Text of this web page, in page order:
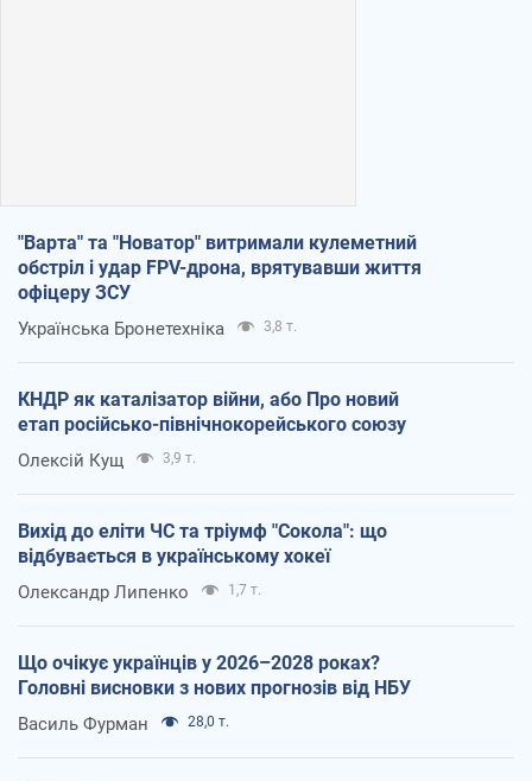
"Варта" та "Новатор" витримали кулеметний
обстріл і удар FPV-дрона, врятувавши життя
офіцеру ЗСУ
Українська Бронетехніка 3,8 т.
КНДР як каталізатор війни, або Про новий
етап російсько-північнокорейського союзу
Олексій Кущ 3,9 т.
Вихід до еліти ЧС та тріумф "Сокола": що
відбувається в українському хокеї
Олександр Липенко 1,7 т.
Що очікує українців у 2026–2028 роках?
Головні висновки з нових прогнозів від НБУ
Василь Фурман 28,0 т.